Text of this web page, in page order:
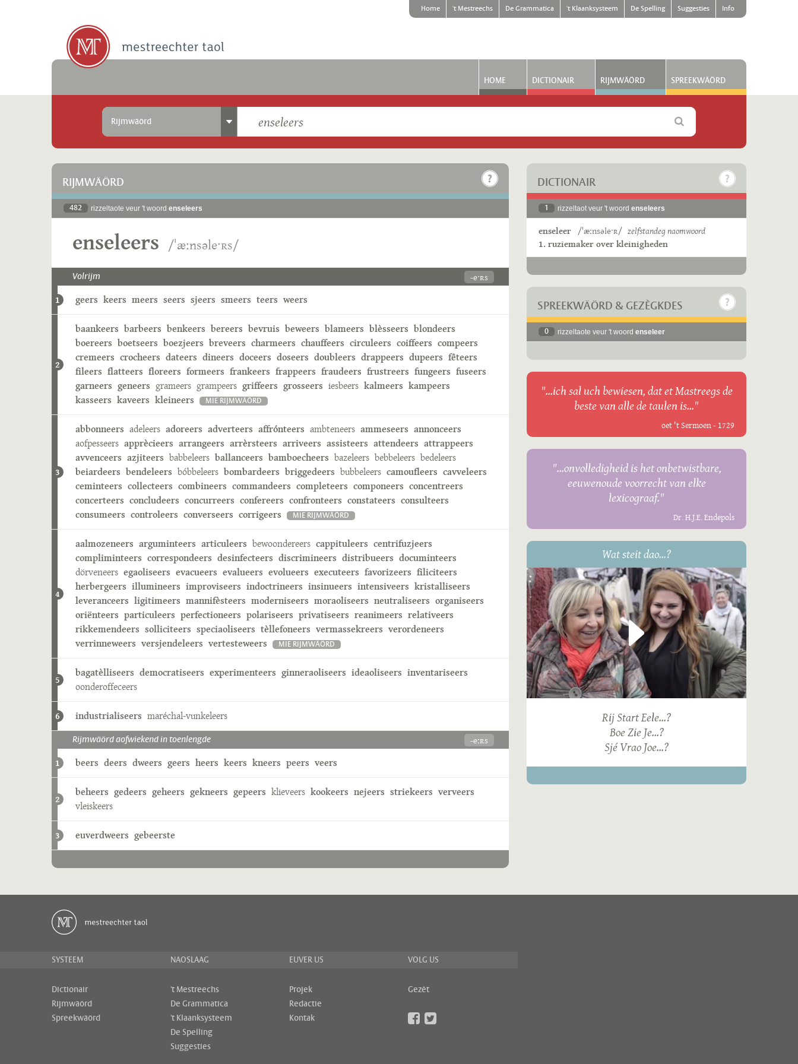
Home 't Mestreechs De Grammatica 't Klaanksysteem De Spelling Suggesties Info
HOME DICTIONAIR RIJMWÄÖRD SPREEKWÄÖRD
Rijmwäörd
RIJMWÄÖRD
482 rizzeltaote veur 't woord enseleers
enseleers /ˈæːnsəleˑʀs/
Volrijm -eˑʀs
1 geers keers meers seers sjeers smeers teers weers
2
baankeers barbeers benkeers bereers bevruis beweers blameers blèsseers blondeers
boereers boetseers boezjeers breveers charmeers chauffeers circuleers coiffeers compeers
cremeers crocheers dateers dineers doceers doseers doubleers drappeers dupeers fêteers
fileers flatteers floreers formeers frankeers frappeers fraudeers frustreers fungeers fuseers
garneers geneers grameers grampeers griffeers grosseers iesbeers kalmeers kampeers
kasseers kaveers kleineers MIE RIJMWÄÖRD
3
abbonneers adeleers adoreers adverteers affrónteers ambteneers ammeseers annonceers
aofpesseers apprècieers arrangeers arrèrsteers arriveers assisteers attendeers attrappeers
avvenceers azjiteers babbeleers ballanceers bamboecheers bazeleers bebbeleers bedeleers
beiardeers bendeleers bóbbeleers bombardeers briggedeers bubbeleers camoufleers cavveleers
ceminteers collecteers combineers commandeers completeers componeers concentreers
concerteers concludeers concurreers confereers confronteers constateers consulteers
consumeers controleers converseers corrigeers MIE RIJMWÄÖRD
4
aalmozeneers arguminteers articuleers bewoondereers cappituleers centrifuzjeers
compliminteers correspondeers desinfecteers discrimineers distribueers documinteers
dörveneers egaoliseers evacueers evalueers evolueers executeers favorizeers filiciteers
herbergeers illumineers improviseers indoctrineers insinueers intensiveers kristalliseers
leveranceers ligitimeers mannifèsteers moderniseers moraoliseers neutraliseers organiseers
oriënteers particuleers perfectioneers polariseers privatiseers reanimeers relativeers
rikkemendeers solliciteers speciaoliseers tèllefoneers vermassekreers verordeneers
verrinneweers versjendeleers vertesteweers MIE RIJMWÄÖRD
5
bagatèlliseers democratiseers experimenteers ginneraoliseers ideaoliseers inventariseers
oonderoffeceers
6 industrialiseers maréchal-vunkeleers
Rijmwäörd aofwiekend in toenlengde -eːʀs
1 beers deers dweers geers heers keers kneers peers veers
2
beheers gedeers geheers gekneers gepeers klieveers kookeers nejeers striekeers verveers
vleiskeers
3 euverdweers gebeerste
DICTIONAIR
1 rizzeltaot veur 't woord enseleers
enseleer /ˈæːnsəleˑʀ/ zelfstandeg naomwoord
1. ruziemaker over kleinigheden
SPREEKWÄÖRD & GEZÈGKDES
0 rizzeltaote veur 't woord enseleer
"...ich sal uch bewiesen, dat et Mastreegs de
beste van alle de taulen is..."
oet 't Sermoen - 1729
"...onvolledigheid is het onbetwistbare,
eeuwenoude voorrecht van elke
lexicograaf."
Dr. H.J.E. Endepols
Wat steit dao...?
Rij Start Eele...?
Boe Zie Je...?
Sjé Vrao Joe...?
SYSTEEM
Dictionair
Rijmwäörd
Spreekwäörd
NAOSLAAG
't Mestreechs
De Grammatica
't Klaanksysteem
De Spelling
Suggesties
EUVER US
Projek
Redactie
Kontak
VOLG US
Gezèt